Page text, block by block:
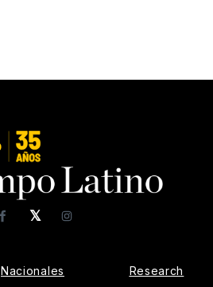
𝕏
FacebookInstagram
Nacionales Research